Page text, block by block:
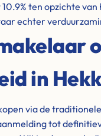
ten opzichte
echter
in
via de
tot